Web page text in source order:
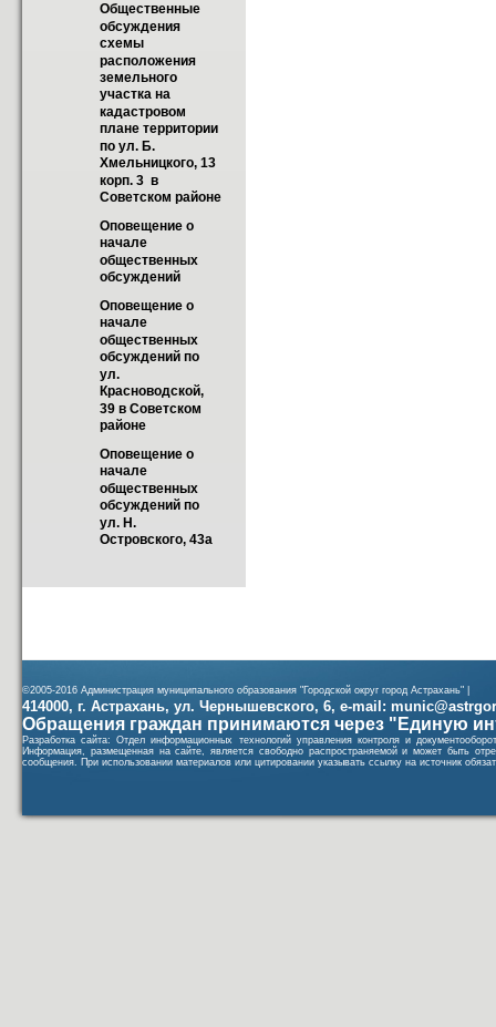
Общественные
обсуждения
схемы
расположения
земельного
участка на
кадастровом
плане территории
по ул. Б.
Хмельницкого, 13
корп. 3  в
Советском районе
Оповещение о
начале
общественных
обсуждений
Оповещение о
начале
общественных
обсуждений по
ул.
Красноводской,
39 в Советском
районе
Оповещение о
начале
общественных
обсуждений по
ул. Н.
Островского, 43а
©2005-2016 Администрация муниципального образования "Городской округ город Астрахань" |
414000, г. Астрахань, ул. Чернышевского, 6, e-mail:
Обращения граждан принимаются через "Единую
Разработка сайта: Отдел информационных технологий управления контроля и
Информация, размещенная на сайте, является свободно распространяемой и может быть
сообщения. При использовании материалов или цитировании указывать ссылку на источник